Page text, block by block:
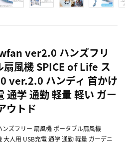
ver2.0 ハンズフリ
扇風機 SPICE of Life ス
ver.2.0 ハンディ 首かけ
通学 通勤 軽量 軽い ガー
ウトド
ズフリー 扇風機 ポータブル扇風機
大人用 USB充電 通学 通勤 軽量 ガーデニ